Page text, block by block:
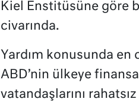
Kiel Enstitüsüne göre
civarında.
Yardım konusunda
ABD’nin ülkeye
vatandaşlarını